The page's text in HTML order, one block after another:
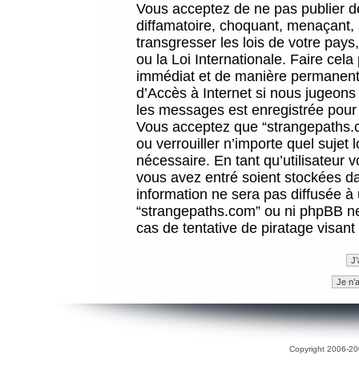
Vous acceptez de ne pas publier
diffamatoire, choquant,
transgresser les lois de votre
ou la Loi Internationale. Faire
immédiat et de manière
d’Accès à Internet si nous
les messages est enregistrée
Vous acceptez que
ou verrouiller n’importe quel sujet
nécessaire. En tant qu’utilisateur
vous avez entré soient stockées
information ne sera pas diffusée
“strangepaths.com” ou ni phpBB
cas de tentative de piratage
Copyright 2006-